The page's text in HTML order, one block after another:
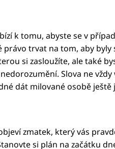
k tomu, abyste se v
právo trvat na tom, aby
si zasloužíte, ale také
Slova ne
dát milované osobě ještě
zmatek, který vás
si plán na začátku